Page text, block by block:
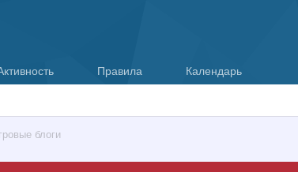
Правила Календарь
блоги